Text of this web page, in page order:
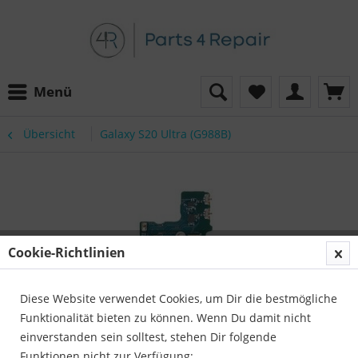
Menü
Übersicht Galaxy S20 Ultra (G988B)
Cookie-Richtlinien
Diese Website verwendet Cookies, um Dir die bestmögliche
Funktionalität bieten zu können. Wenn Du damit nicht
einverstanden sein solltest, stehen Dir folgende